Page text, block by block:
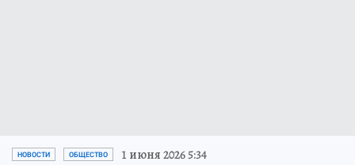
НОВОСТИ ОБЩЕСТВО 1 июня 2026 5:34